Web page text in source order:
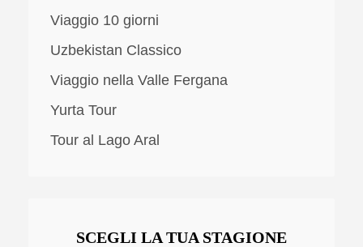
Viaggio 10 giorni
Uzbekistan Classico
Viaggio nella Valle Fergana
Yurta Tour
Tour al Lago Aral
SCEGLI LA TUA STAGIONE